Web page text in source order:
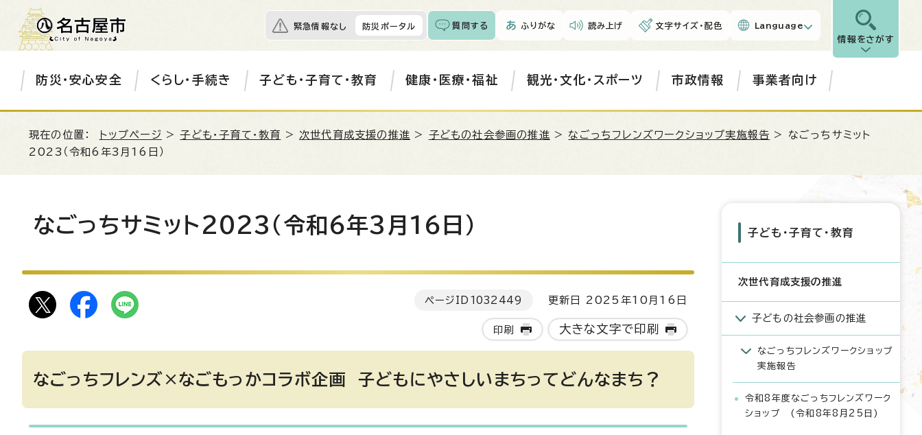
緊急情報なし 防災ポータル 質問する ふりがな 読み上げ 文字サイズ・配色 Language
情報をさがす
防災・安心安全 くらし・手続き 子ども・子育て・教育 健康・医療・福祉 観光・文化・スポーツ 市政情報 事業者向け
現在の位置： トップページ >子ども・子育て・教育 > 次世代育成支援の推進 > 子どもの社会参画の推進 > なごっちフレンズワークショップ実施報告 > なごっちサミット
2023（令和6年3月16日）
なごっちサミット2023（令和6年3月16日）
ページID 1032449 更新日 2025年10月16日
印刷 大きな文字で印刷
なごっちフレンズ×なごもっかコラボ企画 子どもにやさしいまちってどんなまち？
子ども・子育て・教育
次世代育成支援の推進
子どもの社会参画の推進
なごっちフレンズワークショップ
実施報告
令和8年度なごっちフレンズワーク
ショップ (令和8年8月25日)